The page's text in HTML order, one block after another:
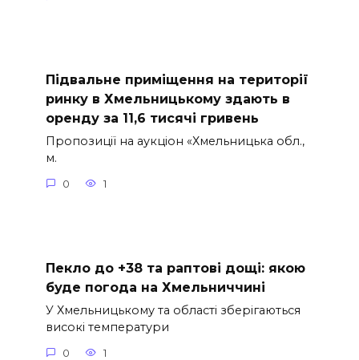
Підвальне приміщення на території
ринку в Хмельницькому здають в
оренду за 11,6 тисячі гривень
Пропозиції на аукціон «Хмельницька обл.,
м.
0 1
Пекло до +38 та раптові дощі: якою
буде погода на Хмельниччині
У Хмельницькому та області зберігаються
високі температури
0 1